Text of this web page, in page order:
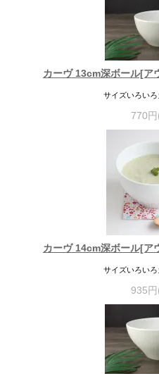
カーヴ 13cm深ボール[ア
サイズいろい
770
カーヴ 14cm深ボール[ア
サイズいろい
935